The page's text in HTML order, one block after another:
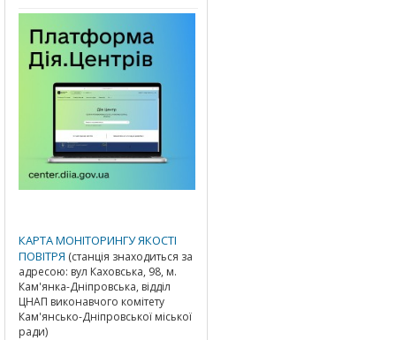
КАРТА МОНІТОРИНГУ ЯКОСТІ
ПОВІТРЯ (станція знаходиться за
адресою: вул Каховська, 98, м.
Кам'янка-Дніпровська, відділ
ЦНАП виконавчого комітету
Кам'янсько-Дніпровської міської
ради)